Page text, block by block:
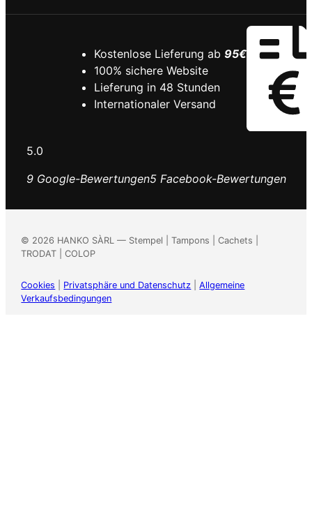
Kostenlose Lieferung ab 95€
100% sichere Website
Lieferung in 48 Stunden
Internationaler Versand
5.0
9 Google-Bewertungen5 Facebook-Bewertungen
© 2026 HANKO SÀRL — Stempel | Tampons | Cachets |
TRODAT | COLOP
Cookies Privatsphäre und Datenschutz |Allgemeine
Verkaufsbedingungen